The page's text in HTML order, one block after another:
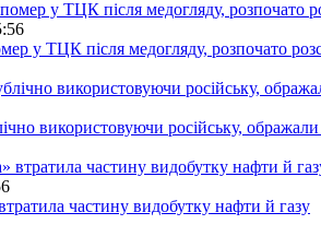
у ТЦК після медогляду, розпочато
використовуючи російську, ображали
частину видобутку нафти й газу